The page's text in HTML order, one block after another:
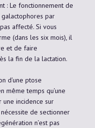
: Le fonctionnement de
par
affecté. Si vous
(dans les six mois), il
et de faire
la fin de la lactation.
d’une ptose
même temps qu’une
une incidence sur
de sectionner
n’est pas